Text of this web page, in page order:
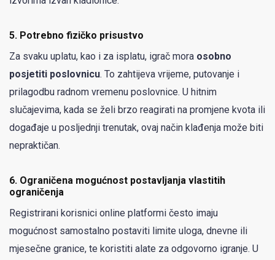
5. Potrebno fizičko prisustvo
Za svaku uplatu, kao i za isplatu, igrač mora osobno
posjetiti poslovnicu. To zahtijeva vrijeme, putovanje i
prilagodbu radnom vremenu poslovnice. U hitnim
slučajevima, kada se želi brzo reagirati na promjene kvota ili
događaje u posljednji trenutak, ovaj način klađenja može biti
nepraktičan.
6. Ograničena mogućnost postavljanja vlastitih
ograničenja
Registrirani korisnici online platformi često imaju
mogućnost samostalno postaviti limite uloga, dnevne ili
mjesečne granice, te koristiti alate za odgovorno igranje. U